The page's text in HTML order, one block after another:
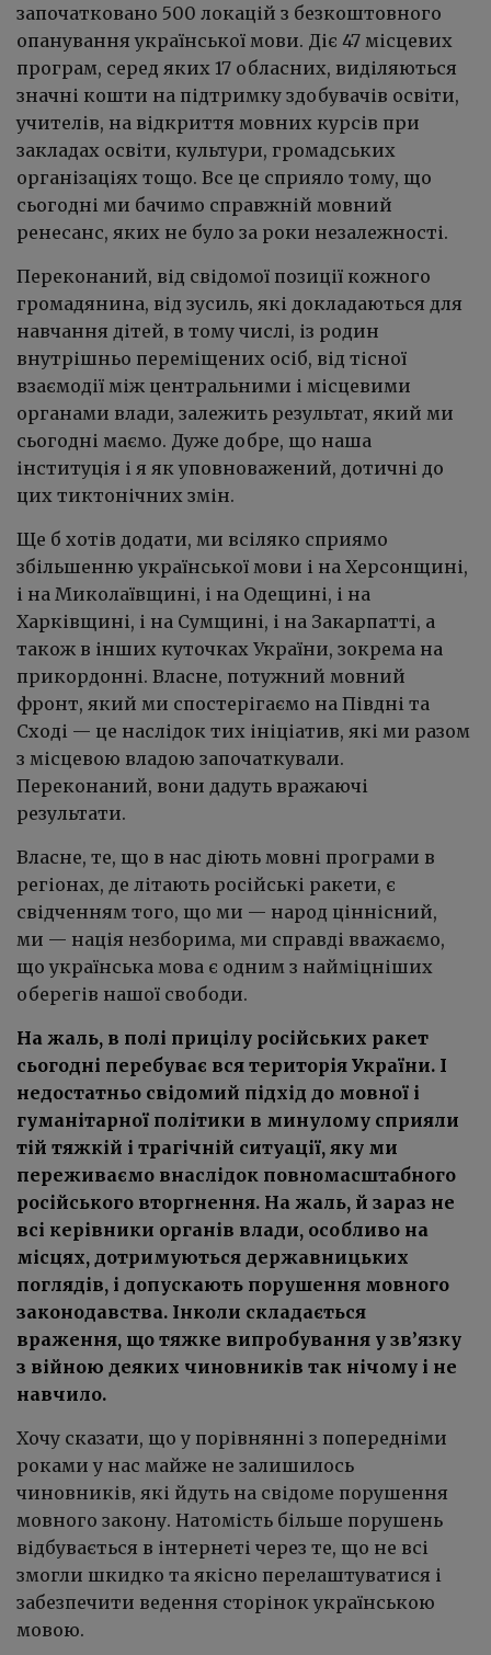
започатковано 500 локацій з безкоштовного
опанування української мови. Діє 47 місцевих
програм, серед яких 17 обласних, виділяються
значні кошти на підтримку здобувачів освіти,
учителів, на відкриття мовних курсів при
закладах освіти, культури, громадських
організаціях тощо. Все це сприяло тому, що
сьогодні ми бачимо справжній мовний
ренесанс, яких не було за роки незалежності.
Переконаний, від свідомої позиції кожного
громадянина, від зусиль, які докладаються для
навчання дітей, в тому числі, із родин
внутрішньо переміщених осіб, від тісної
взаємодії між центральними і місцевими
органами влади, залежить результат, який ми
сьогодні маємо. Дуже добре, що наша
інституція і я як уповноважений, дотичні до
цих тиктонічних змін.
Ще б хотів додати, ми всіляко сприямо
збільшенню української мови і на Херсонщині,
і на Миколаївщині, і на Одещині, і на
Харківщині, і на Сумщині, і на Закарпатті, а
також в інших куточках України, зокрема на
прикордонні. Власне, потужний мовний
фронт, який ми спостерігаємо на Півдні та
Сході — це наслідок тих ініціатив, які ми разом
з місцевою владою започаткували.
Переконаний, вони дадуть вражаючі
результати.
Власне, те, що в нас діють мовні програми в
регіонах, де літають російські ракети, є
свідченням того, що ми — народ ціннісний,
ми — нація незборима, ми справді вважаємо,
що українська мова є одним з найміцніших
оберегів нашої свободи.
На жаль, в полі прицілу російських ракет
сьогодні перебуває вся територія України. І
недостатньо свідомий підхід до мовної і
гуманітарної політики в минулому сприяли
тій тяжкій і трагічній ситуації, яку ми
переживаємо внаслідок повномасштабного
російського вторгнення. На жаль, й зараз не
всі керівники органів влади, особливо на
місцях, дотримуються державницьких
поглядів, і допускають порушення мовного
законодавства. Інколи складається
враження, що тяжке випробування у зв’язку
з війною деяких чиновників так нічому і не
навчило.
Хочу сказати, що у порівнянні з попередніми
роками у нас майже не залишилось
чиновників, які йдуть на свідоме порушення
мовного закону. Натомість більше порушень
відбувається в інтернеті через те, що не всі
змогли шкидко та якісно перелаштуватися і
забезпечити ведення сторінок українською
мовою.